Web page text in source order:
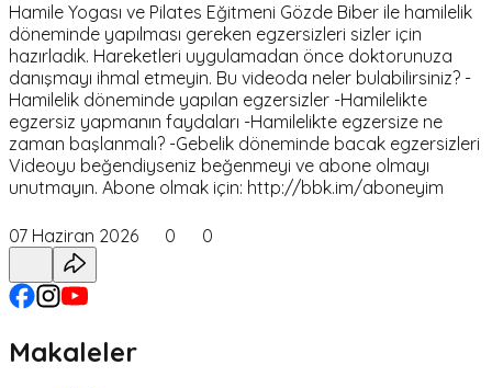
Hamile Yogası ve Pilates Eğitmeni Gözde Biber ile hamilelik
döneminde yapılması gereken egzersizleri sizler için
hazırladık. Hareketleri uygulamadan önce doktorunuza
danışmayı ihmal etmeyin. Bu videoda neler bulabilirsiniz? -
Hamilelik döneminde yapılan egzersizler -Hamilelikte
egzersiz yapmanın faydaları -Hamilelikte egzersize ne
zaman başlanmalı? -Gebelik döneminde bacak egzersizleri
Videoyu beğendiyseniz beğenmeyi ve abone olmayı
unutmayın. Abone olmak için: http://bbk.im/aboneyim
07 Haziran 2026 0 0
Makaleler